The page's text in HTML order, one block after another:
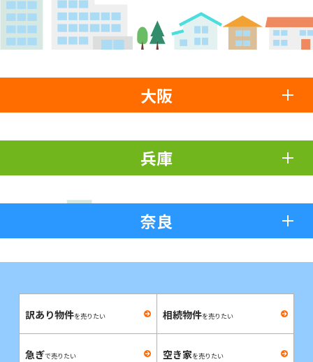
大阪
兵庫
奈良
訳あり物件を売りたい 相続物件を売りたい
急ぎで売りたい 空き家を売りたい